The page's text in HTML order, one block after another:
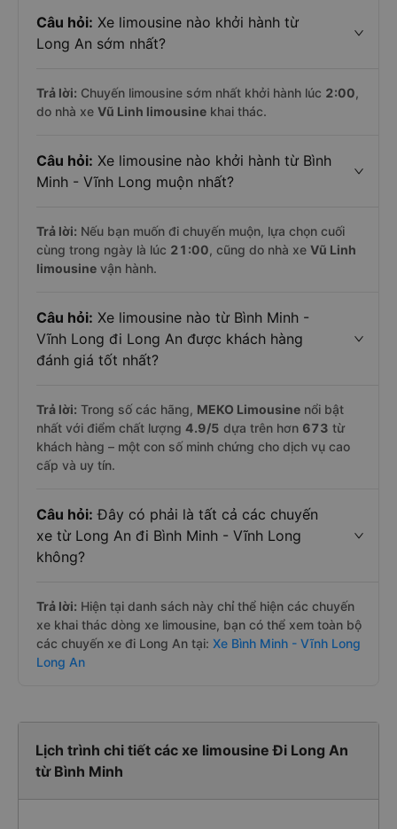
Câu hỏi: Xe limousine nào khởi hành từ
Long An sớm nhất?
Trả lời: Chuyến limousine sớm nhất khởi hành lúc 2:00,
do nhà xe Vũ Linh limousine khai thác.
Câu hỏi: Xe limousine nào khởi hành từ Bình
Minh - Vĩnh Long muộn nhất?
Trả lời: Nếu bạn muốn đi chuyến muộn, lựa chọn cuối
cùng trong ngày là lúc 21:00, cũng do nhà xe Vũ Linh
limousine vận hành.
Câu hỏi: Xe limousine nào từ Bình Minh -
Vĩnh Long đi Long An được khách hàng
đánh giá tốt nhất?
Trả lời: Trong số các hãng, MEKO Limousine nổi bật
nhất với điểm chất lượng 4.9/5 dựa trên hơn 673 từ
khách hàng – một con số minh chứng cho dịch vụ cao
cấp và uy tín.
Câu hỏi: Đây có phải là tất cả các chuyến
xe từ Long An đi Bình Minh - Vĩnh Long
không?
Trả lời: Hiện tại danh sách này chỉ thể hiện các chuyến
xe khai thác dòng xe limousine, bạn có thể xem toàn bộ
các chuyến xe đi Long An tại: Xe Bình Minh - Vĩnh Long
Long An
Lịch trình chi tiết các xe limousine Đi Long An
từ Bình Minh